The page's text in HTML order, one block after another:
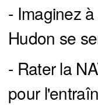
- Imaginez
Hudon se
- Rater la
pour